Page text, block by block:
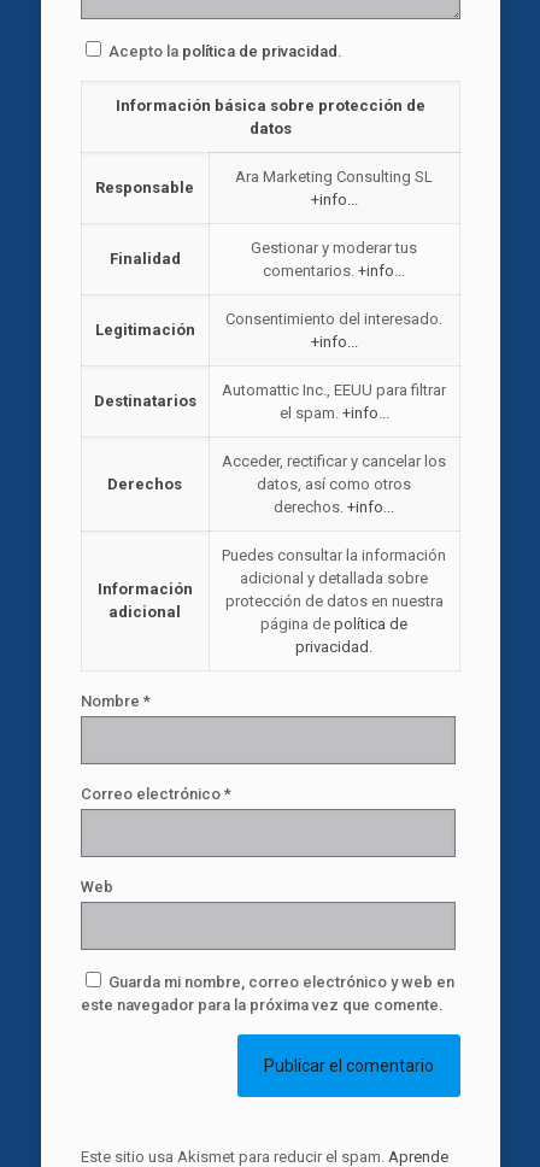
Acepto la política de privacidad
Información básica sobre protección de
datos
Responsable
Ara Marketing Consulting SL
+info...
Finalidad
Gestionar y moderar tus
comentarios. +info...
Legitimación
Consentimiento del interesado.
+info...
Destinatarios
Automattic Inc., EEUU para filtrar
el spam. +info...
Derechos
Acceder, rectificar y cancelar los
datos, así como otros
derechos. +info...
Información
adicional
Puedes consultar la información
adicional y detallada sobre
protección de datos en nuestra
página de política de
privacidad
Nombre *
Correo electrónico *
Web
Guarda mi nombre, correo electrónico y web en
este navegador para la próxima vez que comente.
Este sitio usa Akismet para reducir el spam. Aprende